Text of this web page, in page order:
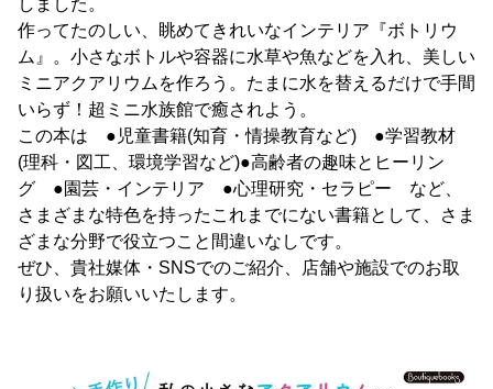
しました。
作ってたのしい、眺めてきれいなインテリア『ボトリウ
ム』。小さなボトルや容器に水草や魚などを入れ、美しい
ミニアクアリウムを作ろう。たまに水を替えるだけで手間
いらず！超ミニ水族館で癒されよう。
この本は ●児童書籍(知育・情操教育など) ●学習教材
(理科・図工、環境学習など)●高齢者の趣味とヒーリン
グ ●園芸・インテリア ●心理研究・セラピー など、
さまざまな特色を持ったこれまでにない書籍として、さま
ざまな分野で役立つこと間違いなしです。
ぜひ、貴社媒体・SNSでのご紹介、店舗や施設でのお取
り扱いをお願いいたします。